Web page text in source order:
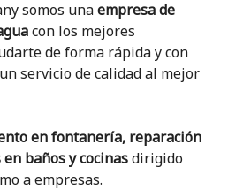
somos unaempresa de
con los mejores
de forma rápida y con
servicio de calidad al mejor
en fontanería, reparación
baños y cocinasdirigido
a empresas.